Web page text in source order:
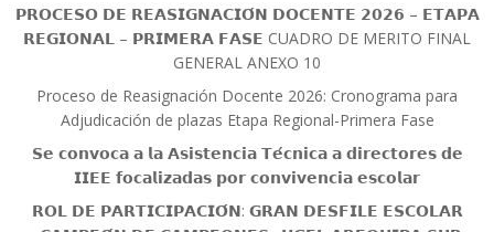
𝗣𝗥𝗢𝗖𝗘𝗦𝗢 𝗗𝗘 𝗥𝗘𝗔𝗦𝗜𝗚𝗡𝗔𝗖𝗜𝗢́𝗡 𝗗𝗢𝗖𝗘𝗡𝗧𝗘 𝟮𝟬𝟮𝟲 – 𝗘𝗧𝗔𝗣𝗔
𝗥𝗘𝗚𝗜𝗢𝗡𝗔𝗟 – 𝗣𝗥𝗜𝗠𝗘𝗥𝗔 𝗙𝗔𝗦𝗘 CUADRO DE MERITO FINAL
GENERAL ANEXO 10
Proceso de Reasignación Docente 2026: Cronograma para
Adjudicación de plazas Etapa Regional-Primera Fase
𝗦𝗲 𝗰𝗼𝗻𝘃𝗼𝗰𝗮 𝗮 𝗹𝗮 𝗔𝘀𝗶𝘀𝘁𝗲𝗻𝗰𝗶𝗮 𝗧𝗲́𝗰𝗻𝗶𝗰𝗮 𝗮 𝗱𝗶𝗿𝗲𝗰𝘁𝗼𝗿𝗲𝘀 𝗱𝗲
𝗜𝗜𝗘𝗘 𝗳𝗼𝗰𝗮𝗹𝗶𝘇𝗮𝗱𝗮𝘀 𝗽𝗼𝗿 𝗰𝗼𝗻𝘃𝗶𝘃𝗲𝗻𝗰𝗶𝗮 𝗲𝘀𝗰𝗼𝗹𝗮𝗿
𝗥𝗢𝗟 𝗗𝗘 𝗣𝗔𝗥𝗧𝗜𝗖𝗜𝗣𝗔𝗖𝗜𝗢́𝗡: 𝗚𝗥𝗔𝗡 𝗗𝗘𝗦𝗙𝗜𝗟𝗘 𝗘𝗦𝗖𝗢𝗟𝗔𝗥